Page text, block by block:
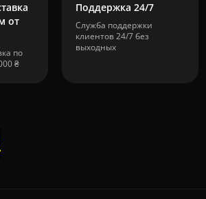
от
по
₴
Поддержка 24/7
Служба поддержки
клиентов 24/7 без
выходных